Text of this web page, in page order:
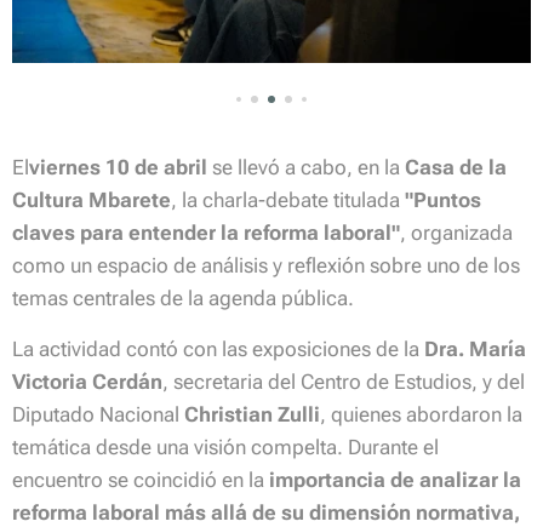
Elviernes 10 de abril se llevó a cabo, en la Casa de la
Cultura Mbarete, la charla-debate titulada "Puntos
claves para entender la reforma laboral", organizada
como un espacio de análisis y reflexión sobre uno de los
temas centrales de la agenda pública.
La actividad contó con las exposiciones de la Dra. María
Victoria Cerdán, secretaria del Centro de Estudios, y del
Diputado Nacional Christian Zulli, quienes abordaron la
temática desde una visión compelta. Durante el
encuentro se coincidió en la importancia de analizar la
reforma laboral más allá de su dimensión normativa,